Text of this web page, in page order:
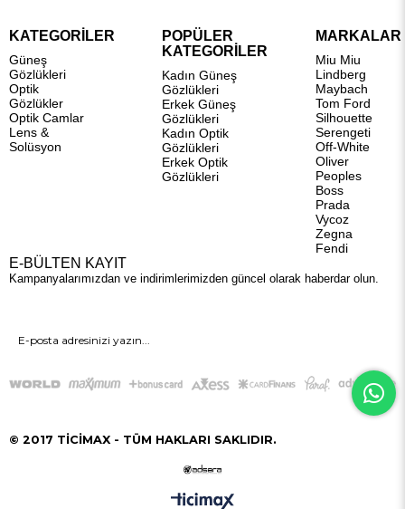
KATEGORİLER
Güneş
Gözlükleri
Optik
Gözlükler
Optik Camlar
Lens &
Solüsyon
POPÜLER
KATEGORİLER
Kadın Güneş
Gözlükleri
Erkek Güneş
Gözlükleri
Kadın Optik
Gözlükleri
Erkek Optik
Gözlükleri
MARKALAR
Miu Miu
Lindberg
Maybach
Tom Ford
Silhouette
Serengeti
Off-White
Oliver
Peoples
Boss
Prada
Vycoz
Zegna
Fendi
E-BÜLTEN KAYIT
Kampanyalarımızdan ve indirimlerimizden güncel olarak haberdar olun.
GÖNDER
© 2017 TİCİMAX - TÜM HAKLARI SAKLIDIR.